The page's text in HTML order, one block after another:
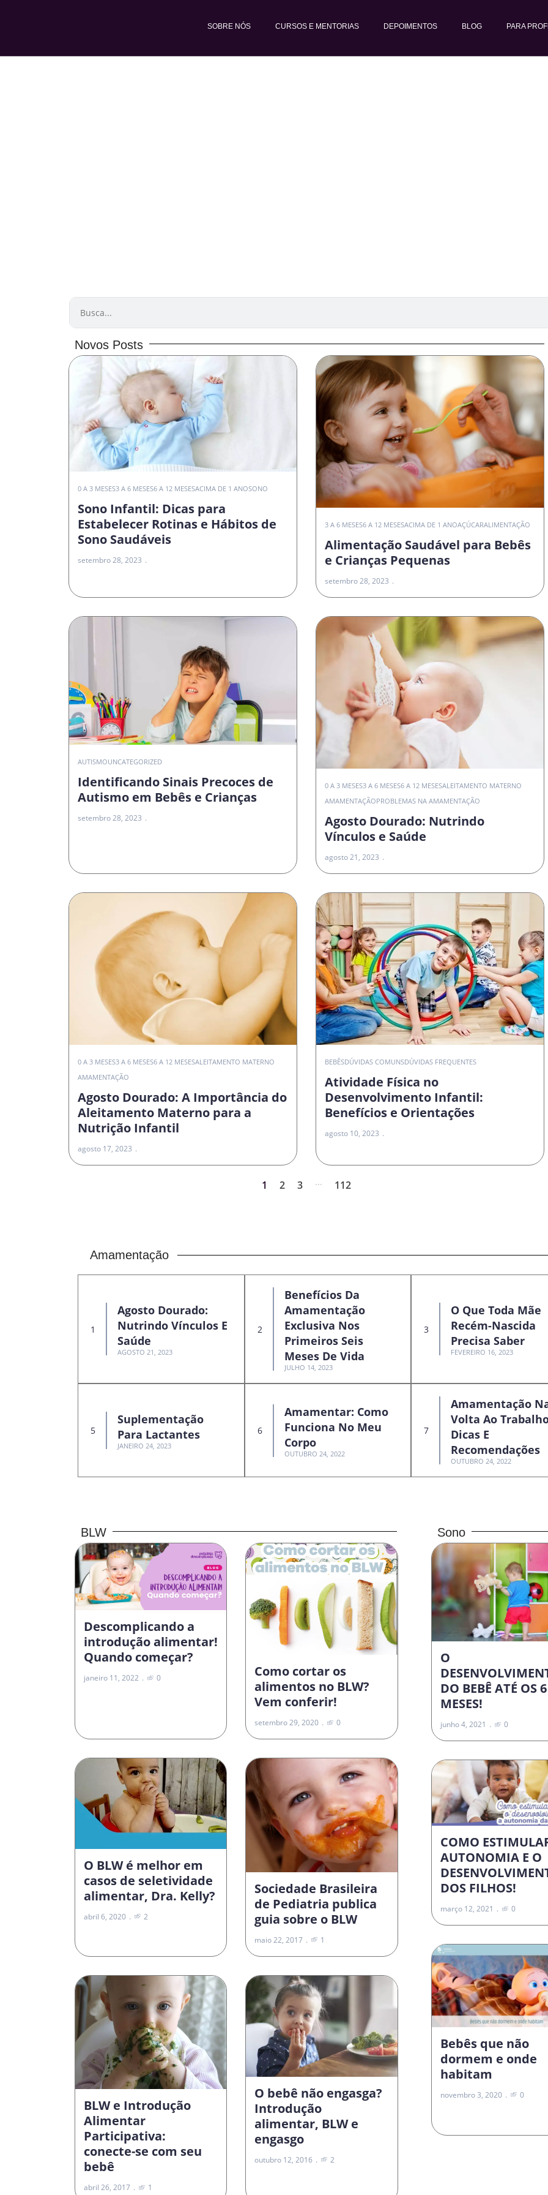
conteúdo
SOBRE NÓS CURSOS E MENTORIAS DEPOIMENTOS BLOG PARA
PESQUISAR
Novos Posts
0 A 3 MESES3 A 6 MESES6 A 12 MESESACIMA DE 1 ANOSONO
Sono Infantil: Dicas para
Estabelecer Rotinas e Hábitos de
Sono Saudáveis
setembro 28, 2023
3 A 6 MESES6 A 12 MESESACIMA DE 1 ANOAÇÚCARALIMENTAÇÃO
Alimentação Saudável para Bebês
e Crianças Pequenas
setembro 28, 2023
AUTISMOUNCATEGORIZED
Identificando Sinais Precoces de
Autismo em Bebês e Crianças
setembro 28, 2023
0 A 3 MESES3 A 6 MESES6 A 12 MESESALEITAMENTO MATERNO
AMAMENTAÇÃOPROBLEMAS NA AMAMENTAÇÃO
Agosto Dourado: Nutrindo
Vínculos e Saúde
agosto 21, 2023
0 A 3 MESES3 A 6 MESES6 A 12 MESESALEITAMENTO MATERNO
AMAMENTAÇÃO
Agosto Dourado: A Importância do
Aleitamento Materno para a
Nutrição Infantil
agosto 17, 2023
BEBÊSDÚVIDAS COMUNSDÚVIDAS FREQUENTES
Atividade Física no
Desenvolvimento Infantil:
Benefícios e Orientações
agosto 10, 2023
1 2 3 ... 112
Amamentação
Agosto Dourado:
Nutrindo Vínculos E
Saúde
AGOSTO 21, 2023
Benefícios Da
Amamentação
Exclusiva Nos
Primeiros Seis
Meses De Vida
JULHO 14, 2023
O Que Toda Mãe
Recém-Nascida
Precisa Saber
FEVEREIRO 16, 2023
Suplementação
Para Lactantes
JANEIRO 24, 2023
Amamentar: Como
Funciona No Meu
Corpo
OUTUBRO 24, 2022
Amamentação
Volta Ao
Dicas E
Recomendações
OUTUBRO 24, 2022
BLW
Descomplicando a
introdução alimentar!
Quando começar?
janeiro 11, 2022 0
Como cortar os
alimentos no BLW?
Vem conferir!
setembro 29, 2020 0
O BLW é melhor em
casos de seletividade
alimentar, Dra. Kelly?
abril 6, 2020 2
Sociedade Brasileira
de Pediatria publica
guia sobre o BLW
maio 22, 2017 1
BLW e Introdução
Alimentar
Participativa:
conecte-se com seu
bebê
abril 26, 2017 1
O bebê não engasga?
Introdução
alimentar, BLW e
engasgo
outubro 12, 2016 2
Sono
O
DO BEBÊ ATÉ OS 6
MESES!
junho 4, 2021 0
COMO
AUTONOMIA E O
DOS FILHOS!
março 12, 2021 0
Bebês que não
dormem e onde
habitam
novembro 3, 2020 0